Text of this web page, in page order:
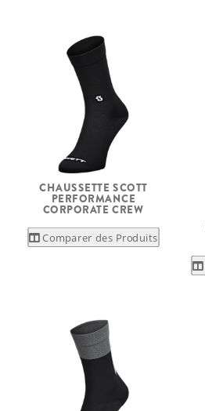
CHAUSSETTE SCOTT
PERFORMANCE
CORPORATE CREW
Comparer des Produits